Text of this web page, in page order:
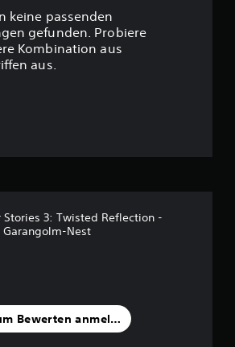
:
4
keine passenden
gefunden. Probiere
Kombination aus
aus.
Stories 3: Twisted Reflection -
Nest
Bewerten anmelden